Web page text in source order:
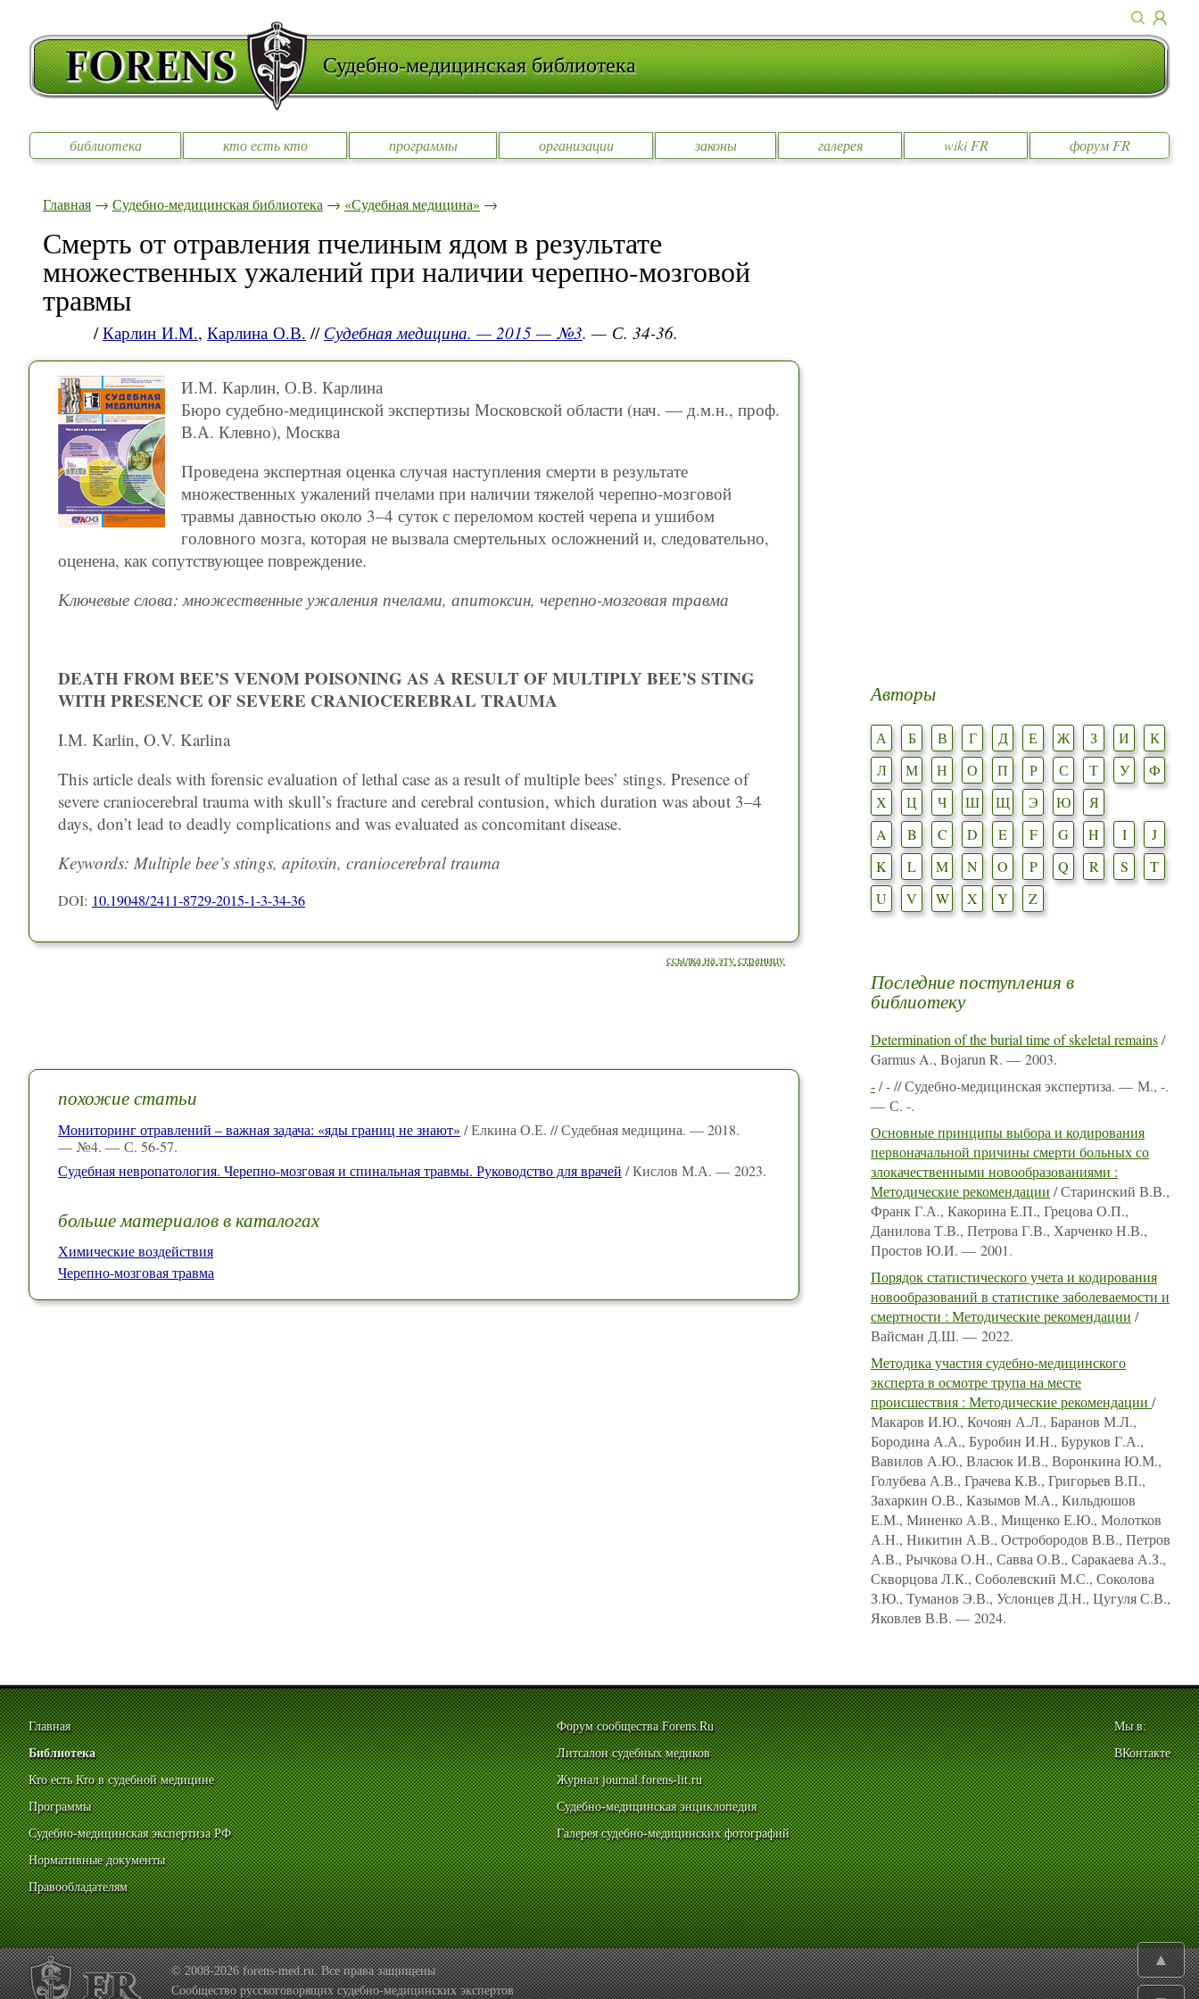
Судебно-медицинская библиотека
библиотека кто есть кто программы организации законы галерея wiki FR форум FR
Главная → Судебно-медицинская библиотека → «Судебная медицина» →
Смерть от отравления пчелиным ядом в результате
множественных ужалений при наличии черепно-мозговой
травмы
/Карлин И.М., Карлина О.В. // Судебная медицина. — 2015 — №3. — С. 34-36.
И.М. Карлин, О.В. Карлина
Бюро судебно-медицинской экспертизы Московской области (нач. — д.м.н., проф.
В.А. Клевно), Москва
Проведена экспертная оценка случая наступления смерти в результате
множественных ужалений пчелами при наличии тяжелой черепно-мозговой
травмы давностью около 3–4 суток с переломом костей черепа и ушибом
головного мозга, которая не вызвала смертельных осложнений и, следовательно,
оценена, как сопутствующее повреждение.
Ключевые слова: множественные ужаления пчелами, апитоксин, черепно-мозговая травма
DEATH FROM BEE’S VENOM POISONING AS A RESULT OF MULTIPLY BEE’S STING
WITH PRESENCE OF SEVERE CRANIOCEREBRAL TRAUMA
I.M. Karlin, O.V. Karlina
This article deals with forensic evaluation of lethal case as a result of multiple bees’ stings. Presence of
severe craniocerebral trauma with skull’s fracture and cerebral contusion, which duration was about 3–4
days, don’t lead to deadly complications and was evaluated as concomitant disease.
Keywords: Multiple bee’s stings, apitoxin, craniocerebral trauma
DOI: 10.19048/2411-8729-2015-1-3-34-36
ссылка на эту страницу
похожие статьи
Мониторинг отравлений – важная задача: «яды границ не знают» / Елкина О.Е. // Судебная медицина. — 2018.
— №4. — С. 56-57.
Судебная невропатология. Черепно-мозговая и спинальная травмы. Руководство для врачей / Кислов М.А. — 2023.
больше материалов в каталогах
Химические воздействия
Черепно-мозговая травма
Авторы
А Б В Г Д Е Ж З И
К
Л
М Н О П Р С Т У
Ф
Х
Ц Ч Ш Щ Э Ю
Я
A
B C D E F G H I
J
K
L M N O P Q R S
T
U
V W X Y Z
Последние поступления в
библиотеку
Determination of the burial time of skeletal remains/
Garmus A., Bojarun R. — 2003.
-/ - // Судебно-медицинская экспертиза. — М., -.
— С. -.
Основные принципы выбора и кодирования
первоначальной причины смерти больных со
злокачественными новообразованиями :
Методические рекомендации / Старинский В.В.,
Франк Г.А., Какорина Е.П., Грецова О.П.,
Данилова Т.В., Петрова Г.В., Харченко Н.В.,
Простов Ю.И. — 2001.
Порядок статистического учета и кодирования
новообразований в статистике заболеваемости и
смертности : Методические рекомендации /
Вайсман Д.Ш. — 2022.
Методика участия судебно-медицинского
эксперта в осмотре трупа на месте
происшествия : Методические рекомендации /
Макаров И.Ю., Кочоян А.Л., Баранов М.Л.,
Бородина А.А., Буробин И.Н., Буруков Г.А.,
Вавилов А.Ю., Власюк И.В., Воронкина Ю.М.,
Голубева А.В., Грачева К.В., Григорьев В.П.,
Захаркин О.В., Казымов М.А., Кильдюшов
Е.М., Миненко А.В., Мищенко Е.Ю., Молотков
А.Н., Никитин А.В., Остробородов В.В., Петров
А.В., Рычкова О.Н., Савва О.В., Саракаева А.З.,
Скворцова Л.К., Соболевский М.С., Соколова
З.Ю., Туманов Э.В., Услонцев Д.Н., Цугуля С.В.,
Яковлев В.В. — 2024.
Главная
Библиотека
Кто есть Кто в судебной медицине
Программы
Судебно-медицинская экспертиза РФ
Нормативные документы
Правообладателям
Форум сообщества Forens.Ru
Литсалон судебных медиков
Журнал journal.forens-lit.ru
Судебно-медицинская энциклопедия
Галерея судебно-медицинских фотографий
Мы в:
ВКонтакте
© 2008-2026 forens-med.ru. Все права защищены
Сообщество русскоговорящих судебно-медицинских экспертов
▲